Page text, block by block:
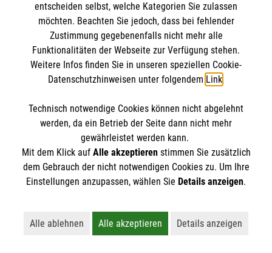
Darauf müssen Sie achten, wenn ein älterer
Mensch in Not gerät.
entscheiden selbst, welche Kategorien Sie zulassen
möchten. Beachten Sie jedoch, dass bei fehlender
Zustimmung gegebenenfalls nicht mehr alle
Funktionalitäten der Webseite zur Verfügung stehen.
Weitere Infos finden Sie in unseren speziellen Cookie-
Datenschutzhinweisen unter folgendem Link.
Technisch notwendige Cookies können nicht abgelehnt
werden, da ein Betrieb der Seite dann nicht mehr
gewährleistet werden kann.
Mit dem Klick auf Alle akzeptierenstimmen Sie zusätzlich
dem Gebrauch der nicht notwendigen Cookies zu. Um Ihre
Einstellungen anzupassen, wählen Sie Details anzeigen.
Alle ablehnen
Lehnt alle nicht-essentiellen Cookies ab
Alle akzeptieren
Akzeptiert alle Cookies
Details anzeigen